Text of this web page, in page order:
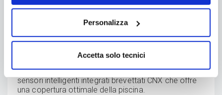
Personalizza
Accetta solo tecnici
Pulitore automatico dotato di motore con
aspirazione ciclonica che mantiene le particelle di
ostruzione del filtro
sensori intelligenti integrati brevettati CNX che offre
una copertura ottimale della piscina.